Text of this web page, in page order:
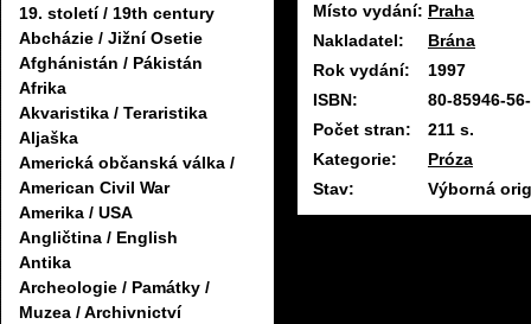
19. století / 19th century
Abcházie / Jižní Osetie
Afghánistán / Pákistán
Afrika
Akvaristika / Teraristika
Aljaška
Americká občanská válka /
American Civil War
Amerika / USA
Angličtina / English
Antika
Archeologie / Památky /
Muzea / Archivnictví
Místo vydání: Praha
Nakladatel:
Brána
Rok vydání:
1997
ISBN:
80-85946-
Počet stran:
211 s.
Kategorie:
Próza
Stav:
Výborná